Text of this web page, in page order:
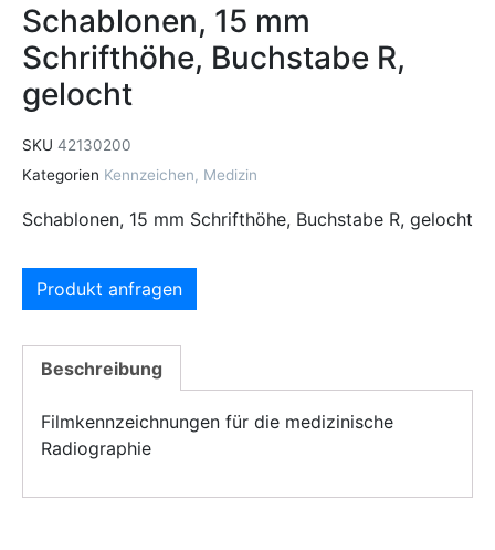
Schablonen, 15 mm
Schrifthöhe, Buchstabe R,
gelocht
SKU 42130200
Kategorien Kennzeichen, Medizin
Schablonen, 15 mm Schrifthöhe, Buchstabe R, gelocht
Produkt anfragen
Beschreibung
Filmkennzeichnungen für die medizinische
Radiographie